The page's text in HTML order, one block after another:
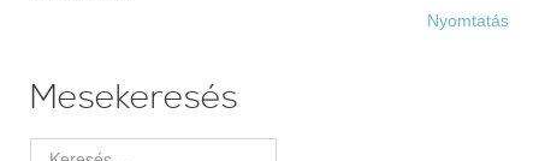
Nyomtatás
Mesekeresés